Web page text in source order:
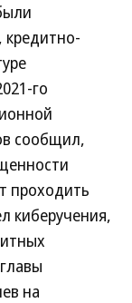
кредитно-
го
сообщил,
проходить
киберучения,
на